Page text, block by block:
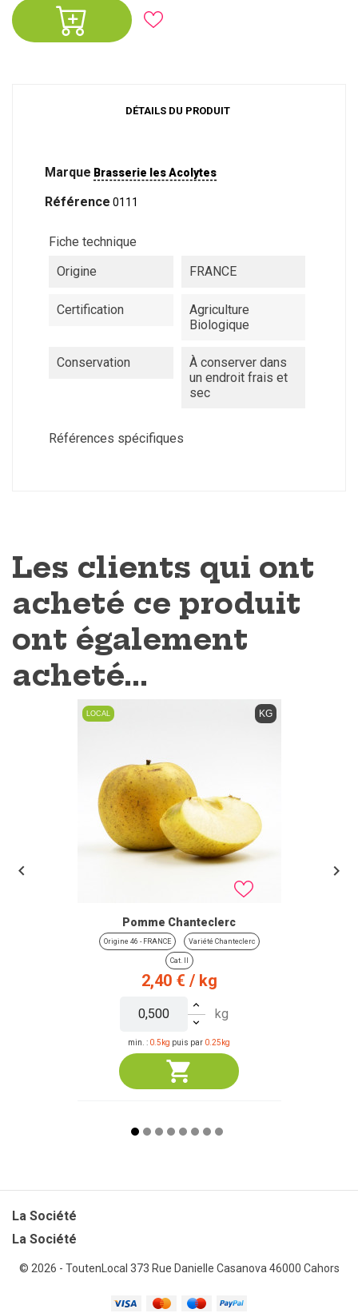
DÉTAILS DU PRODUIT
Marque Brasserie les Acolytes
Référence 0111
Fiche technique
Origine
FRANCE
Certification
Agriculture
Biologique
Conservation
À conserver dans
un endroit frais et
sec
Références spécifiques
Les clients qui ont
acheté ce produit
ont également
acheté...
LOCAL KG
Pomme Chanteclerc
Origine 46 - FRANCE Variété Chanteclerc
Cat. II
Prix
2,40 € / kg
kg
min. : 0.5kg puis par 0.25kg
 
La Société
La Société
© 2026 - ToutenLocal 373 Rue Danielle Casanova 46000 Cahors